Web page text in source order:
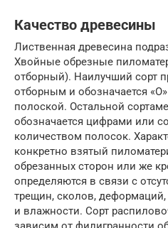
Качество древесины
Лиственная древесина
Хвойные обрезные
отборный). Наилучший сорт
отборным и обозначается
полоской. Остальной
обозначается цифрами или
количеством полосок.
конкретно взятый
обрезанных сторон или же
определяются в связи с
трещин, сколов,
и влажности. Сорт